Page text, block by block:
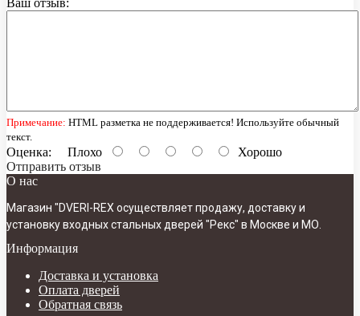
Примечание: HTML разметка не поддерживается! Используйте обычный
текст.
Оценка: Плохо
Хорошо
Отправить отзыв
О нас
Магазин "DVERI-REX осуществляет продажу, доставку и
установку входных стальных дверей "Рекс" в Москве и МО.
Информация
Доставка и установка
Оплата дверей
Обратная связь